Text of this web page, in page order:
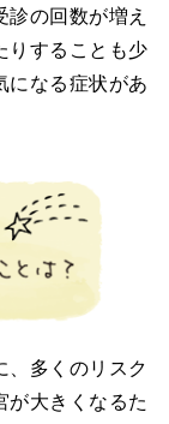
の回数が増え
りすることも少
になる症状があ
、多くのリスク
が大きくなるた